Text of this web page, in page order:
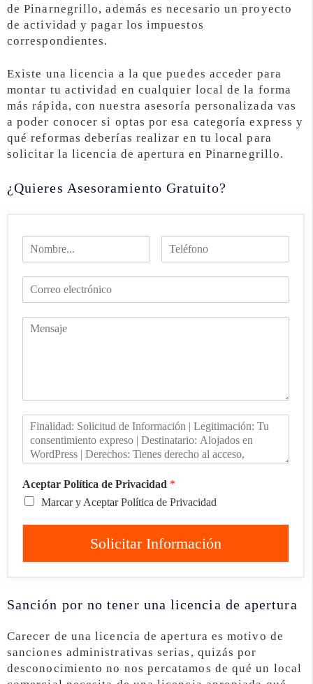
de Pinarnegrillo, además es necesario un proyecto
de actividad y pagar los impuestos
correspondientes.
Existe una licencia a la que puedes acceder para
montar tu actividad en cualquier local de la forma
más rápida, con nuestra asesoría personalizada vas
a poder conocer si optas por esa categoría express y
qué reformas deberías realizar en tu local para
solicitar la licencia de apertura en Pinarnegrillo.
¿Quieres Asesoramiento Gratuito?
Aceptar Política de Privacidad *
Marcar y Aceptar Política de Privacidad
Solicitar Información
Sanción por no tener una licencia de apertura
Carecer de una licencia de apertura es motivo de
sanciones administrativas serias, quizás por
desconocimiento no nos percatamos de qué un local